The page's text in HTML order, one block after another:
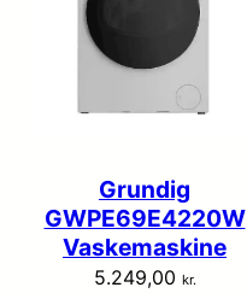
Grundig
GWPE69E4220W
Vaskemaskine
5.249,00 kr.